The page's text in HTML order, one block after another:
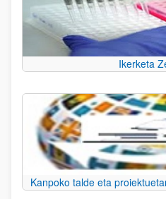
Ikerketa
Kanpoko talde eta